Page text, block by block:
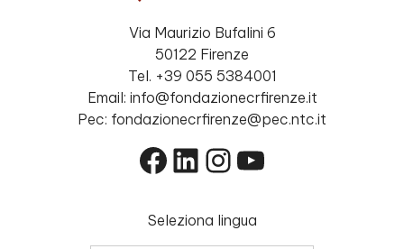
Via Maurizio Bufalini 6
50122 Firenze
Tel. +39 055 5384001
Email: info@fondazionecrfirenze.it
Pec: fondazionecrfirenze@pec.ntc.it
Facebook
LinkedIn
Instagram
YouTube
Seleziona lingua